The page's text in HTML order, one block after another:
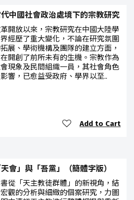
中國社會政治處境下的宗教研究
開放以來，宗教研究在中國大陸學
經歷了重大變化，不論在研究氛圍
展、學術機構及團隊的建立方面，
開創了前所未有的生機。宗教作為
現象及民間組織一員，其社會角色
響，已愈益受政府、學界以至..
Add to Cart
天會」與「吾黨」（簡體字版）
從「天主教徒群體」的新視角，結
觀的分析與細緻的個案研究，力圖